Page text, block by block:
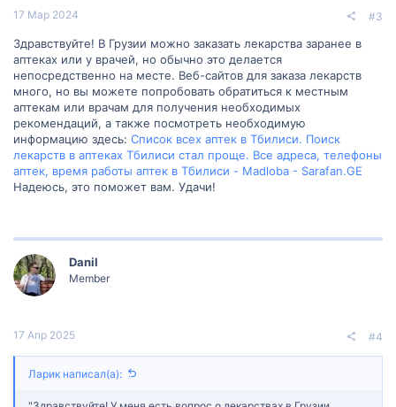
17 Мар 2024 #3
Здравствуйте! В Грузии можно заказать лекарства заранее в
аптеках или у врачей, но обычно это делается
непосредственно на месте. Веб-сайтов для заказа лекарств
много, но вы можете попробовать обратиться к местным
аптекам или врачам для получения необходимых
рекомендаций, а также посмотреть необходимую
информацию здесь: Список всех аптек в Тбилиси. Поиск
лекарств в аптеках Тбилиси стал проще. Все адреса, телефоны
аптек, время работы аптек в Тбилиси - Madloba - Sarafan.GE
Надеюсь, это поможет вам. Удачи!
Danil
Member
17 Апр 2025 #4
Ларик написал(а):